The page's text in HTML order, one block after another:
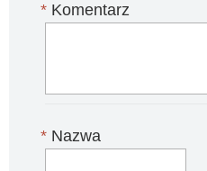
Komentarz
*
Nazwa
*